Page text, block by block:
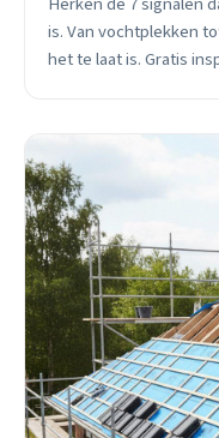
is. Van vochtplekken
het te laat is. Gratis